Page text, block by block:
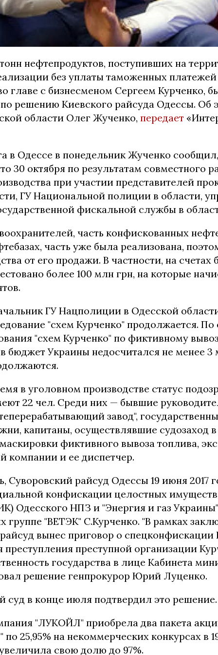
нефтепродуктов, поступивших на
без уплаты таможенных
главе с бизнесменом Сергеем Курченко,
решению Киевского райсуда Одессы. Об
области Олег Жученко, передает
в Одессе в понедельник Жученко
30 октября по результатам совместного
при участии представителей
ГУ Национальной полиции в области,
фискальной службы в
часть конфискованных
часть уже была реализована,
от его продажи. В частности, на счетах
более 100 млн грн, на которые
ГУ Нацполиции в Одесской
"схем Курченко" продолжается. По
"схем Курченко" по фиктивному
бюджет Украины недосчитался не менее 3
в уголовном производстве статус
22 чел. Среди них — бывшие
завод",
капитаны, осуществлявшие судозаход
фиктивного вывоза топлива,
компании и ее диспетчер.
Суворовский райсуд Одессы 19 июня 2017
конфискации целостных
Одесского НПЗ и "Энергия и газ
группе "ВЕТЭК" С.Курченко. "В рамках
вынес приговор о
преступной организации
государства в лице Кабинета
решение генпрокурор Юрий Луценко.
суд в конце июля подтвердил это решение.
"ЛУКОЙЛ" приобрела два пакета
25,95% на некоммерческих конкурсах в
свою долю до 97%.